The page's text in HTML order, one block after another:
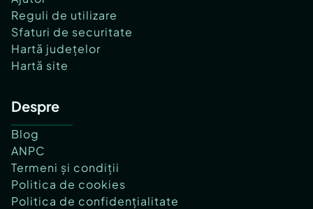
Reguli de utilizare
Sfaturi de securitate
Hartă județelor
Hartă site
Despre
Blog
ANPC
Termeni și condiții
Politica de cookies
Politica de confidențialitate